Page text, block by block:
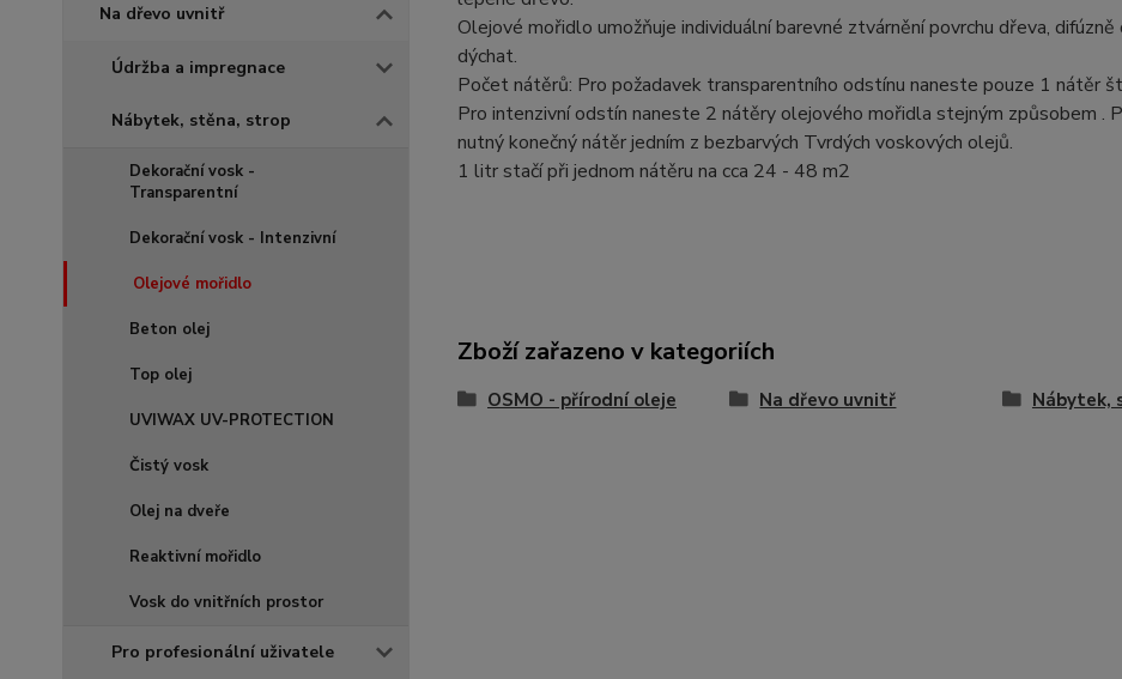
Na dřevo uvnitř
Údržba a impregnace
Nábytek, stěna, strop
Dekorační vosk -
Transparentní
Dekorační vosk - Intenzivní
Olejové mořidlo
Beton olej
Top olej
UVIWAX UV-PROTECTION
Čistý vosk
Olej na dveře
Reaktivní mořidlo
Vosk do vnitřních prostor
Pro profesionální uživatele
Olejové mořidlo umožňuje individuální barevné ztvárnění povrchu dřeva,
dýchat.
Počet nátěrů: Pro požadavek transparentního odstínu naneste pouze 1 nátěr
Pro intenzivní odstín naneste 2 nátěry olejového mořidla stejným způsobem .
nutný konečný nátěr jedním z bezbarvých Tvrdých voskových olejů.
1 litr stačí při jednom nátěru na cca 24 - 48 m2
Zboží zařazeno v kategoriích
OSMO - přírodní oleje Na dřevo uvnitř Nábytek,